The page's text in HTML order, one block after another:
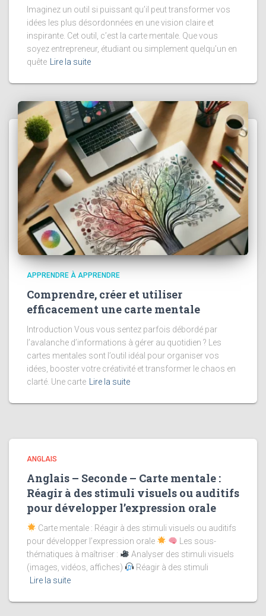
Imaginez un outil si puissant qu’il peut transformer vos
idées les plus désordonnées en une vision claire et
inspirante. Cet outil, c’est la carte mentale. Que vous
soyez entrepreneur, étudiant ou simplement quelqu’un en
quête Lire la suite
APPRENDRE À APPRENDRE
Comprendre, créer et utiliser
efficacement une carte mentale
Introduction Vous vous sentez parfois débordé par
l’avalanche d’informations à gérer au quotidien ? Les
cartes mentales sont l’outil idéal pour organiser vos
idées, booster votre créativité et transformer le chaos en
clarté. Une carte
Lire la suite
ANGLAIS
Anglais – Seconde – Carte mentale :
Réagir à des stimuli visuels ou auditifs
pour développer l’expression orale
Carte mentale : Réagir à des stimuli visuels ou auditifs
pour développer l’expression orale
Les sous-
thématiques à maîtriser :
Analyser des stimuli visuels
(images, vidéos, affiches)
Réagir à des stimuli
Lire la suite